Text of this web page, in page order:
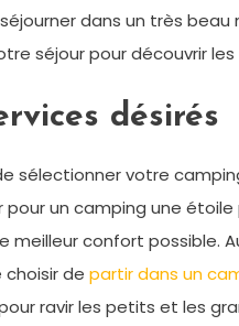
dans un très
séjour pour découvrir
désirés
sélectionner votre
un camping une
confort possible.
de partir dans un
ravir les petits et les